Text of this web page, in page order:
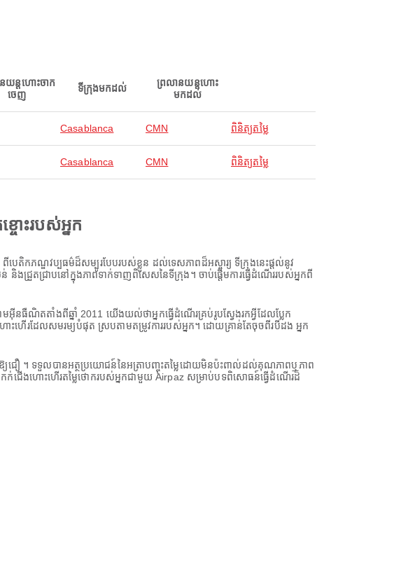
យន្តហោះចាក
ចេញ
ទីក្រុងមកដល់
ព្រលានយន្តហោះ
មកដល់
Casablanca CMN ពិនិត្យតម្លៃ
Casablanca CMN ពិនិត្យតម្លៃ
ោះរបស់អ្នក
េតិកភណ្ឌវប្បធម៌ដ៏សម្បូរបែបរបស់ខ្លួន ដល់ទេសភាពដ៏អស្ចារ្យ ទីក្រុងនេះផ្តល់នូវ
និងជ្រួតជ្រាបនៅក្នុងភាពទាក់ទាញពិសេសនៃទីក្រុង។ ចាប់ផ្តើមការធ្វើដំណើររបស់អ្នកពី
ធឺណិតតាំងពីឆ្នាំ 2011 យើងយល់ថាអ្នកធ្វើដំណើរគ្រប់រូបស្វែងរកអ្វីដែលប្លែក
ះហើរដែលសមរម្យបំផុត ស្របតាមតម្រូវការរបស់អ្នក។ ដោយគ្រាន់តែចុចពីរបីដង អ្នក
ឱ្យជឿ ។ ទទួលបានអត្ថប្រយោជន៍នៃអត្រាបញ្ចុះតម្លៃដោយមិនប៉ះពាល់ដល់គុណភាពឬភាព
ើងហោះហើរតម្លៃថោករបស់អ្នកជាមួយ Airpaz សម្រាប់បទពិសោធន៍ធ្វើដំណើរដ៏